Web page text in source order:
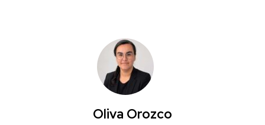
Oliva Orozco